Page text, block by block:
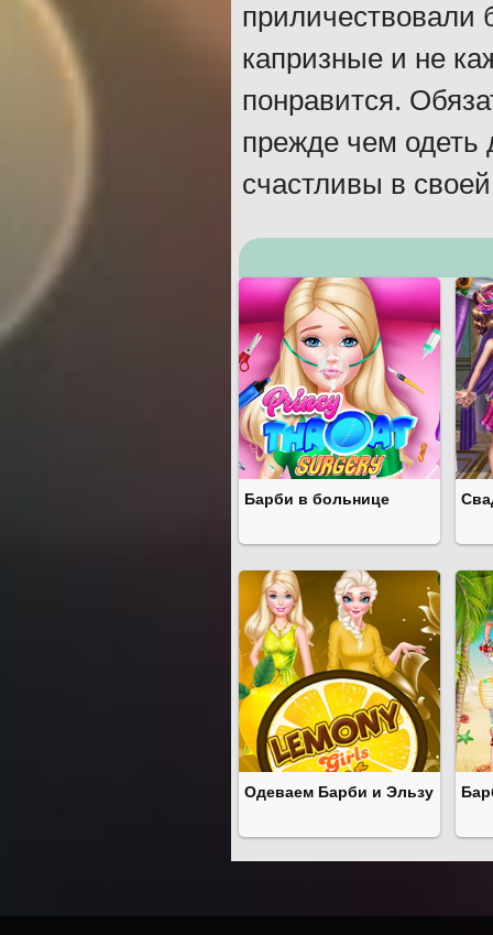
приличествовали
капризные и не
понравится.
прежде чем одеть
счастливы в своей
Барби в больнице
Одеваем Барби и Эльзу